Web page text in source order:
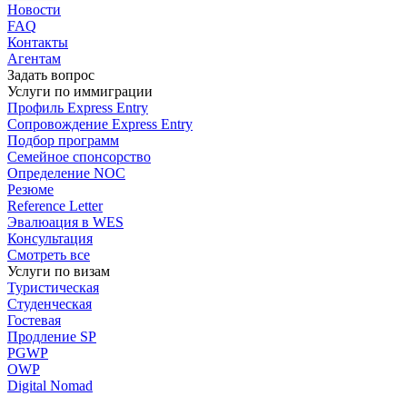
Новости
FAQ
Контакты
Агентам
Задать вопрос
Услуги по иммиграции
Профиль Express Entry
Сопровождение Express Entry
Подбор программ
Семейное спонсорство
Определение NOC
Резюме
Reference Letter
Эвалюация в WES
Консультация
Смотреть все
Услуги по визам
Туристическая
Студенческая
Гостевая
Продление SP
PGWP
OWP
Digital Nomad